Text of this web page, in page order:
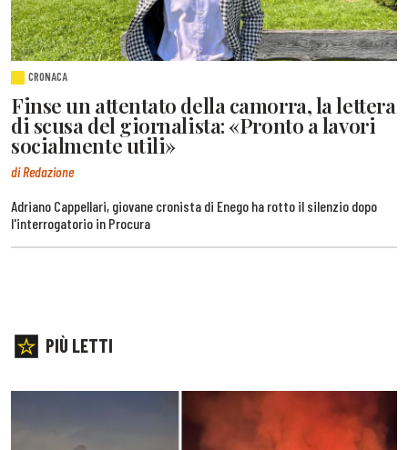
CRONACA
Finse un attentato della camorra, la lettera
di scusa del giornalista: «Pronto a lavori
socialmente utili»
di Redazione
Adriano Cappellari, giovane cronista di Enego ha rotto il silenzio dopo
l'interrogatorio in Procura
PIÙ LETTI